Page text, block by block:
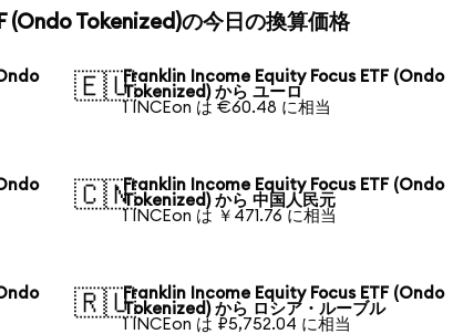
(Ondo Tokenized)の今日の換算価格
🇪🇺Franklin Income Equity Focus ETF (Ondo
Tokenized) から ユーロ
1 INCEon は €60.48 に相当
🇨🇳Franklin Income Equity Focus ETF (Ondo
Tokenized) から 中国人民元
1 INCEon は ￥471.76 に相当
🇷🇺Franklin Income Equity Focus ETF (Ondo
Tokenized) から ロシア・ルーブル
1 INCEon は ₽5,752.04 に相当